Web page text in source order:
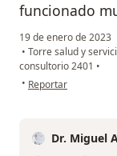
funcionado
19 de enero de 2023
• Torre salud y
consultorio 2401 •
• en opinión del
Reportar
Dr. Miguel